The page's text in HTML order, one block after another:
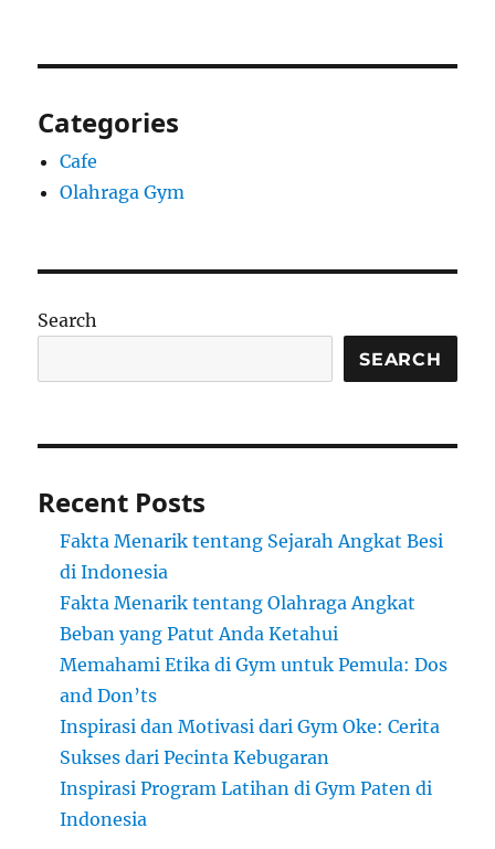
Categories
Cafe
Olahraga Gym
Search
SEARCH
Recent Posts
Fakta Menarik tentang Sejarah Angkat Besi
di Indonesia
Fakta Menarik tentang Olahraga Angkat
Beban yang Patut Anda Ketahui
Memahami Etika di Gym untuk Pemula: Dos
and Don’ts
Inspirasi dan Motivasi dari Gym Oke: Cerita
Sukses dari Pecinta Kebugaran
Inspirasi Program Latihan di Gym Paten di
Indonesia